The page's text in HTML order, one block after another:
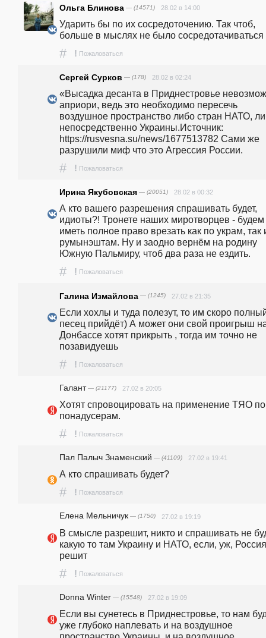
Ольга Блинова — (14571) 28.02 в 14:00
Ударить бы по их сосредоточению. Так чтоб,
больше в мыслях не было сосредотачиваться
# ! Пожаловаться
Сергей Сурков — (178) 28.02 в 02:24
«Высадка десанта в Приднестровье
априори, ведь это необходимо пересечь
воздушное пространство либо стран НАТО,
непосредственно Украины.Источник:
https://rusvesna.su/news/1677513782 Сами же
разрушили миф что это Агрессия России.
# ! Пожаловаться
Ирина Якубовская — (20051) 28.02 в 00:32
А кто вашего разрешения спрашивать будет,
идиоты?! Тронете наших миротворцев - будем
иметь полное право врезать как по украм, так
румынэштам. Ну и заодно вернём на родину
Южную Пальмиру, чтоб два раза не ездить.
# ! Пожаловаться
Галина Измайлова — (1245) 27.02 в 21:35
Если хохлы и туда полезут, то им скоро
песец прийдёт) А может они свой проигрыш
Донбассе хотят прикрыть , тогда им точно не
позавидуешь
# ! Пожаловаться
Галант— (21177) 27.02 в 20:05
Хотят спровоцировать на применение ТЯО по
понадусерам.
# ! Пожаловаться
Пал Палыч Знаменский — (41109) 27.02 в 19:41
А кто спрашивать будет?
# ! Пожаловаться
Елена Мельничук — (1750) 27.02 в 19:19
В смысле разрешит, никто и спрашивать не
какую то там Украину и НАТО, если, уж, Россия
решит
# ! Пожаловаться
Donna Winter — (15548) 27.02 в 19:09
Если вы сунетесь в Приднестровье, то нам
уже глубоко наплевать и на воздушное